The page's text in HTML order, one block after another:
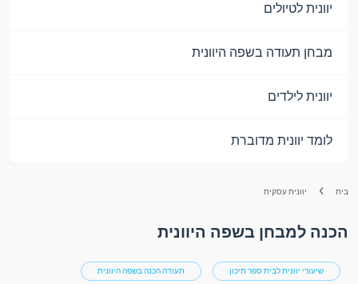
יוונית לטיולים
מבחן תעודה בשפה היוונית
יוונית לילדים
לומד יוונית מדוברת
בית יוונית עסקית
הכנה למבחן בשפה היוונית
שיעורי יוונית לבית ספר תיכון תעודה הכנה בשפה היוונית